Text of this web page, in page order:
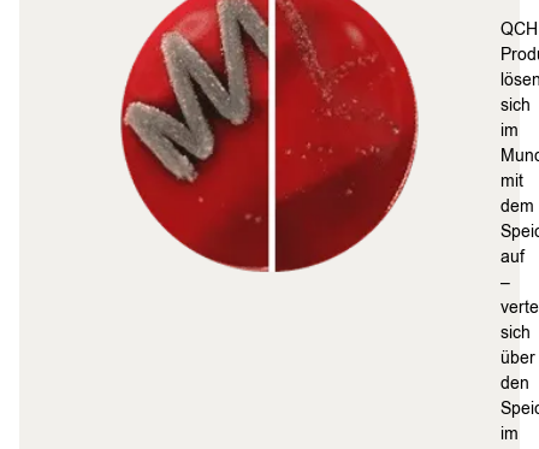
sich
im
mit
dem
auf
–
sich
über
den
im